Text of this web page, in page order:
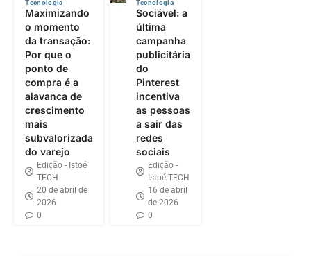
Tecnologia
Maximizando
o momento
da transação:
Por que o
ponto de
compra é a
alavanca de
crescimento
mais
subvalorizada
do varejo
Edição - Istoé
TECH
20 de abril de
2026
0
Tecnologia
Sociável: a
última
campanha
publicitária
do
Pinterest
incentiva
as pessoas
a sair das
redes
sociais
Edição -
Istoé TECH
16 de abril
de 2026
0